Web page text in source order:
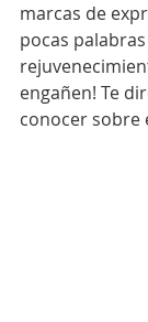
marcas de
pocas
engañen! Te
conocer sobre